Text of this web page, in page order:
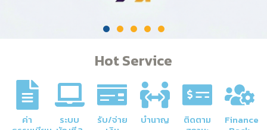
Hot Service
ค่า ระบบ รับ/จ่าย บำนาญ ติดตาม Finance